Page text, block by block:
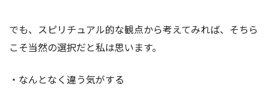
でも、スピリチュアル的な観点から考えてみれば、そちら
こそ当然の選択だと私は思います。
・なんとなく違う気がする